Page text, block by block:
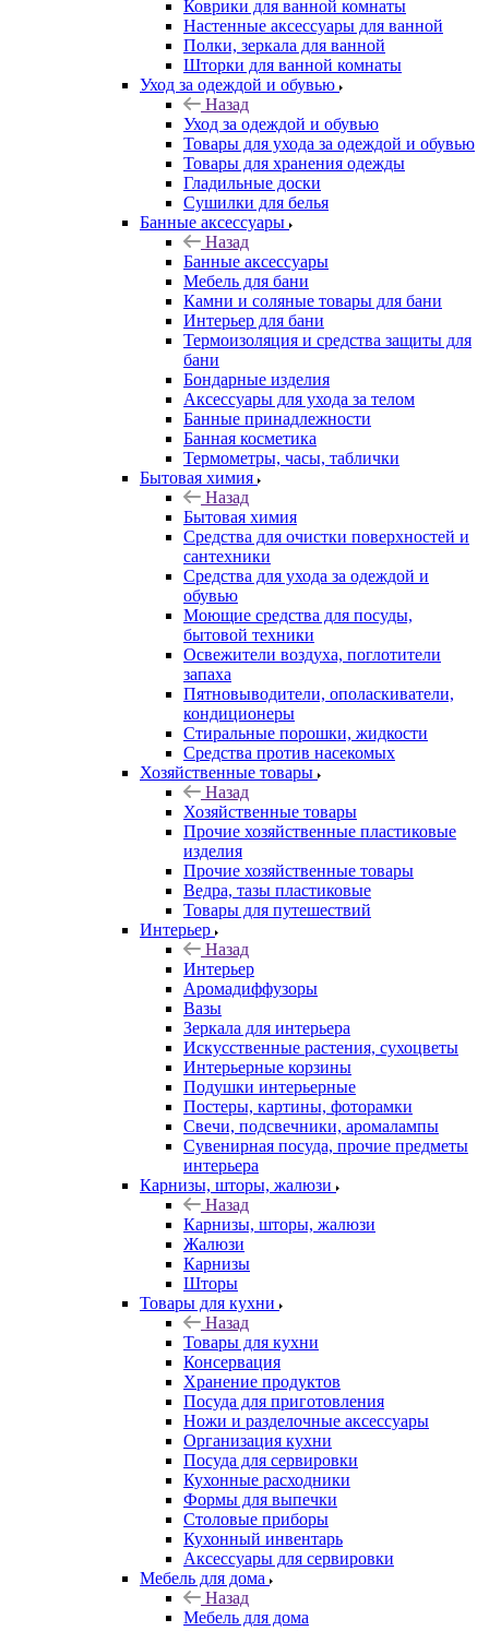
Коврики для ванной комнаты
Настенные аксессуары для ванной
Полки, зеркала для ванной
Шторки для ванной комнаты
Уход за одеждой и обувью
Назад
Уход за одеждой и обувью
Товары для ухода за одеждой и обувью
Товары для хранения одежды
Гладильные доски
Сушилки для белья
Банные аксессуары
Назад
Банные аксессуары
Мебель для бани
Камни и соляные товары для бани
Интерьер для бани
Термоизоляция и средства защиты для
бани
Бондарные изделия
Аксеcсуары для ухода за телом
Банные принадлежности
Банная косметика
Термометры, часы, таблички
Бытовая химия
Назад
Бытовая химия
Средства для очистки поверхностей и
сантехники
Средства для ухода за одеждой и
обувью
Моющие средства для посуды,
бытовой техники
Освежители воздуха, поглотители
запаха
Пятновыводители, ополаскиватели,
кондиционеры
Стиральные порошки, жидкости
Средства против насекомых
Хозяйственные товары
Назад
Хозяйственные товары
Прочие хозяйственные пластиковые
изделия
Прочие хозяйственные товары
Ведра, тазы пластиковые
Товары для путешествий
Интерьер
Назад
Интерьер
Аромадиффузоры
Вазы
Зеркала для интерьера
Искусственные растения, сухоцветы
Интерьерные корзины
Подушки интерьерные
Постеры, картины, фоторамки
Свечи, подсвечники, аромалампы
Сувенирная посуда, прочие предметы
интерьера
Карнизы, шторы, жалюзи
Назад
Карнизы, шторы, жалюзи
Жалюзи
Карнизы
Шторы
Товары для кухни
Назад
Товары для кухни
Консервация
Хранение продуктов
Посуда для приготовления
Ножи и разделочные аксессуары
Организация кухни
Посуда для сервировки
Кухонные расходники
Формы для выпечки
Столовые приборы
Кухонный инвентарь
Аксессуары для сервировки
Мебель для дома
Назад
Мебель для дома